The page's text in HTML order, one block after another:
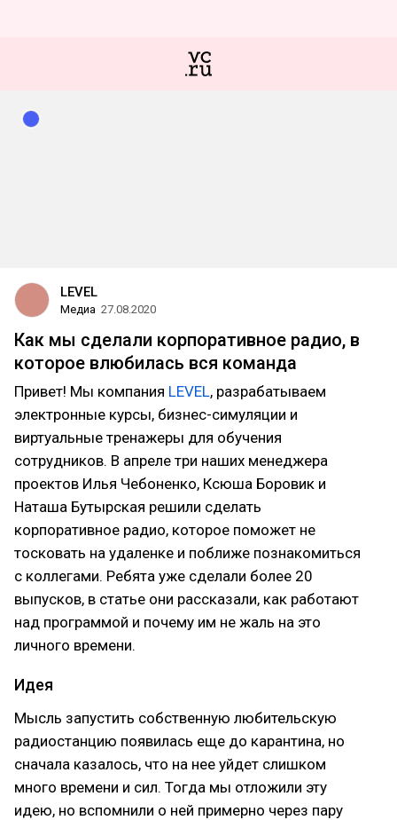
LEVEL
Медиа 27.08.2020
Как мы сделали корпоративное радио, в
которое влюбилась вся команда
Привет! Мы компания LEVEL, разрабатываем
электронные курсы, бизнес-симуляции и
виртуальные тренажеры для обучения
сотрудников. В апреле три наших менеджера
проектов Илья Чебоненко, Ксюша Боровик и
Наташа Бутырская решили сделать
корпоративное радио, которое поможет не
тосковать на удаленке и поближе познакомиться
с коллегами. Ребята уже сделали более 20
выпусков, в статье они рассказали, как работают
над программой и почему им не жаль на это
личного времени.
Идея
Мысль запустить собственную любительскую
радиостанцию появилась еще до карантина, но
сначала казалось, что на нее уйдет слишком
много времени и сил. Тогда мы отложили эту
идею, но вспомнили о ней примерно через пару